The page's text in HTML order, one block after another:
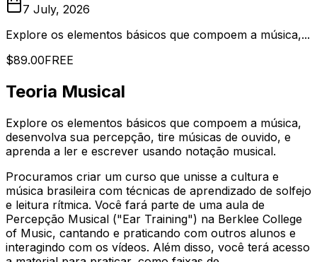
7 July, 2026
Explore os elementos básicos que compoem a música,...
$89.00FREE
Teoria Musical
Explore os elementos básicos que compoem a música,
desenvolva sua percepção, tire músicas de ouvido, e
aprenda a ler e escrever usando notação musical.
Procuramos criar um curso que unisse a cultura e
música brasileira com técnicas de aprendizado de solfejo
e leitura rítmica. Você fará parte de uma aula de
Percepção Musical ("Ear Training") na Berklee College
of Music, cantando e praticando com outros alunos e
interagindo com os vídeos. Além disso, você terá acesso